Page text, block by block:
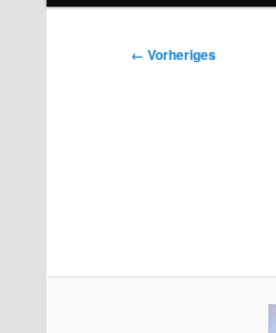
Bilder-
← Vorheriges